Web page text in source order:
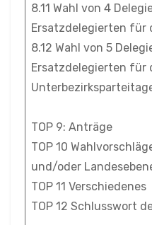
8.11 Wahl von 4
Ersatzdelegierten für
8.12 Wahl von 5
Ersatzdelegierten für
TOP 9: Anträge
TOP 10
und/oder
TOP 11 Verschiedenes
TOP 12 Schlusswort